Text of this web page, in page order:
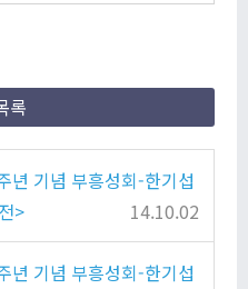
록
년 기념 부흥성회-한기섭
>
14.10.02
년 기념 부흥성회-한기섭